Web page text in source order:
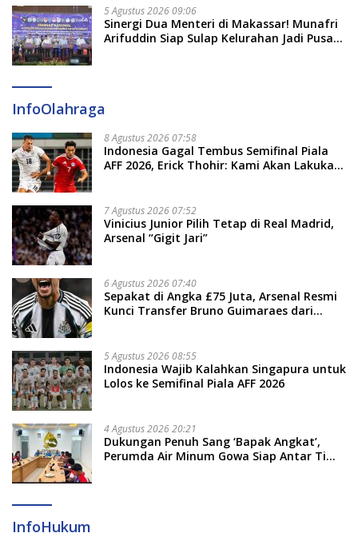
5 Agustus 2026 09:06
Sinergi Dua Menteri di Makassar! Munafri
Arifuddin Siap Sulap Kelurahan Jadi Pusat
InfoOlahraga
8 Agustus 2026 07:58
Indonesia Gagal Tembus Semifinal Piala
AFF 2026, Erick Thohir: Kami Akan Lakukan
7 Agustus 2026 07:52
Vinicius Junior Pilih Tetap di Real Madrid,
Arsenal “Gigit Jari”
6 Agustus 2026 07:40
Sepakat di Angka £75 Juta, Arsenal Resmi
Kunci Transfer Bruno Guimaraes dari
5 Agustus 2026 08:55
Indonesia Wajib Kalahkan Singapura untuk
Lolos ke Semifinal Piala AFF 2026
4 Agustus 2026 20:21
Dukungan Penuh Sang ‘Bapak Angkat’,
Perumda Air Minum Gowa Siap Antar Tim
InfoHukum